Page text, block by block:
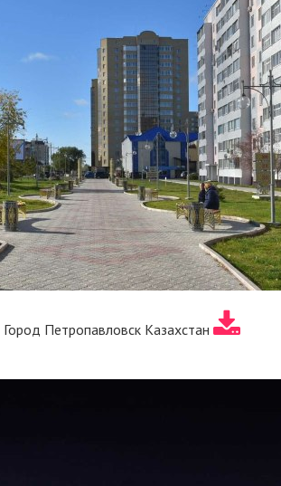
Город Петропавловск Казахстан